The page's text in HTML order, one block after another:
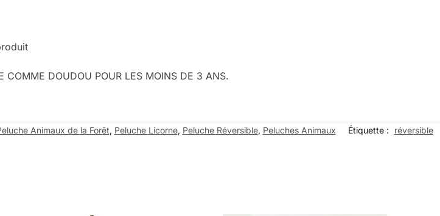
DOUDOU POUR LES MOINS DE 3 ANS.
Animaux de la Forêt, Peluche Licorne, Peluche Réversible, Peluches Animaux Étiquette : réversible